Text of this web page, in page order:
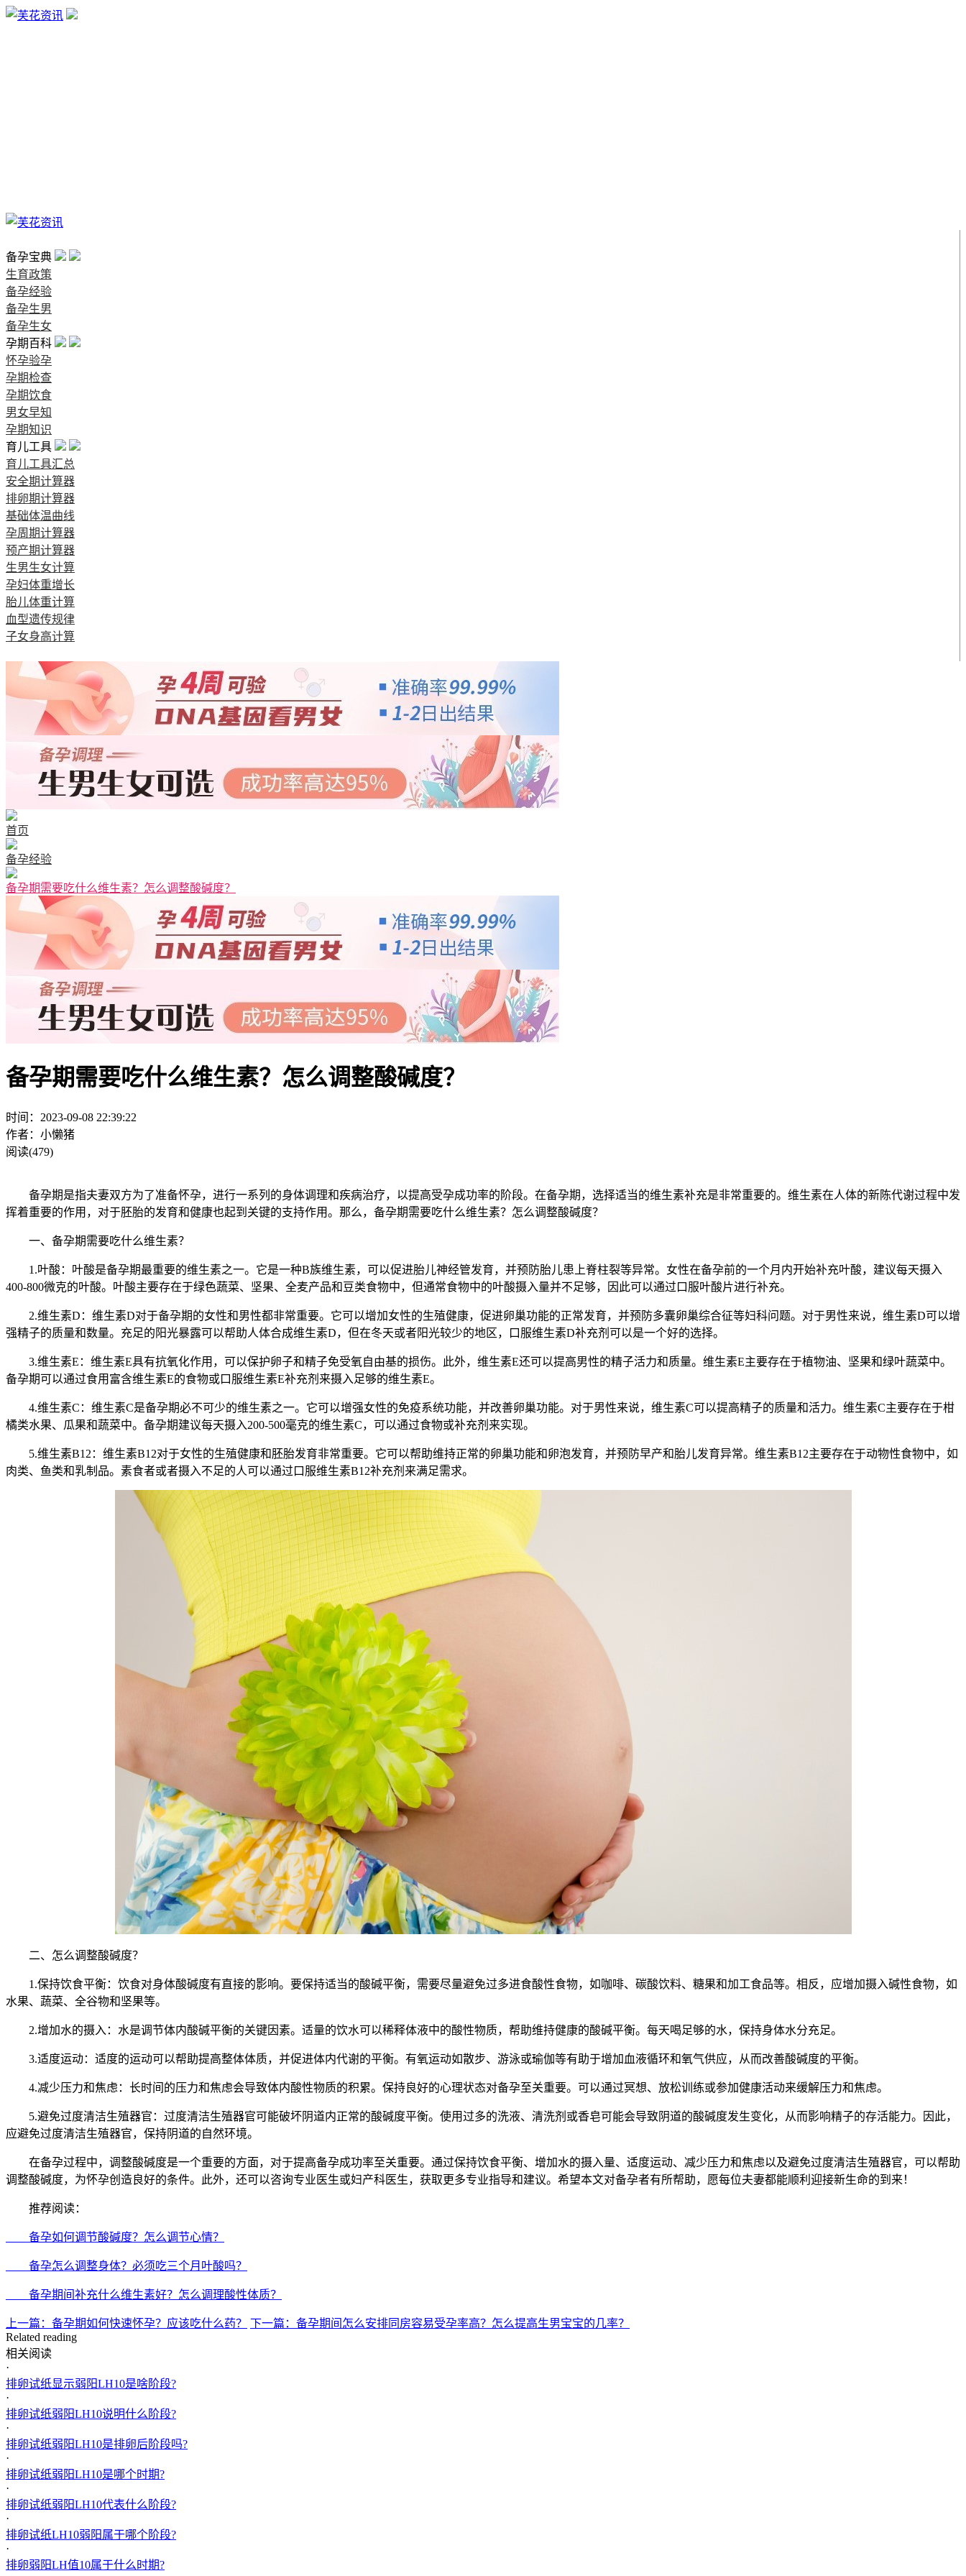
备孕宝典
生育政策
备孕经验
备孕生男
备孕生女
孕期百科
怀孕验孕
孕期检查
孕期饮食
男女早知
孕期知识
育儿工具
育儿工具汇总
安全期计算器
排卵期计算器
基础体温曲线
孕周期计算器
预产期计算器
生男生女计算
孕妇体重增长
胎儿体重计算
血型遗传规律
子女身高计算
首页
备孕经验
备孕期需要吃什么维生素？怎么调整酸碱度？
备孕期需要吃什么维生素？怎么调整酸碱度？
时间：2023-09-08 22:39:22
作者：小懒猪
阅读(479)
备孕期是指夫妻双方为了准备怀孕，进行一系列的身体调理和疾病治疗，以提高受孕成功率的阶段。在备孕期，选择适当的维生素补充是非常重要的。维生素在人体的新陈代谢过程中发
挥着重要的作用，对于胚胎的发育和健康也起到关键的支持作用。那么，备孕期需要吃什么维生素？怎么调整酸碱度？
一、备孕期需要吃什么维生素？
1.叶酸：叶酸是备孕期最重要的维生素之一。它是一种B族维生素，可以促进胎儿神经管发育，并预防胎儿患上脊柱裂等异常。女性在备孕前的一个月内开始补充叶酸，建议每天摄入
400-800微克的叶酸。叶酸主要存在于绿色蔬菜、坚果、全麦产品和豆类食物中，但通常食物中的叶酸摄入量并不足够，因此可以通过口服叶酸片进行补充。
2.维生素D：维生素D对于备孕期的女性和男性都非常重要。它可以增加女性的生殖健康，促进卵巢功能的正常发育，并预防多囊卵巢综合征等妇科问题。对于男性来说，维生素D可以增
强精子的质量和数量。充足的阳光暴露可以帮助人体合成维生素D，但在冬天或者阳光较少的地区，口服维生素D补充剂可以是一个好的选择。
3.维生素E：维生素E具有抗氧化作用，可以保护卵子和精子免受氧自由基的损伤。此外，维生素E还可以提高男性的精子活力和质量。维生素E主要存在于植物油、坚果和绿叶蔬菜中。
备孕期可以通过食用富含维生素E的食物或口服维生素E补充剂来摄入足够的维生素E。
4.维生素C：维生素C是备孕期必不可少的维生素之一。它可以增强女性的免疫系统功能，并改善卵巢功能。对于男性来说，维生素C可以提高精子的质量和活力。维生素C主要存在于柑
橘类水果、瓜果和蔬菜中。备孕期建议每天摄入200-500毫克的维生素C，可以通过食物或补充剂来实现。
5.维生素B12：维生素B12对于女性的生殖健康和胚胎发育非常重要。它可以帮助维持正常的卵巢功能和卵泡发育，并预防早产和胎儿发育异常。维生素B12主要存在于动物性食物中，如
肉类、鱼类和乳制品。素食者或者摄入不足的人可以通过口服维生素B12补充剂来满足需求。
二、怎么调整酸碱度？
1.保持饮食平衡：饮食对身体酸碱度有直接的影响。要保持适当的酸碱平衡，需要尽量避免过多进食酸性食物，如咖啡、碳酸饮料、糖果和加工食品等。相反，应增加摄入碱性食物，如
水果、蔬菜、全谷物和坚果等。
2.增加水的摄入：水是调节体内酸碱平衡的关键因素。适量的饮水可以稀释体液中的酸性物质，帮助维持健康的酸碱平衡。每天喝足够的水，保持身体水分充足。
3.适度运动：适度的运动可以帮助提高整体体质，并促进体内代谢的平衡。有氧运动如散步、游泳或瑜伽等有助于增加血液循环和氧气供应，从而改善酸碱度的平衡。
4.减少压力和焦虑：长时间的压力和焦虑会导致体内酸性物质的积累。保持良好的心理状态对备孕至关重要。可以通过冥想、放松训练或参加健康活动来缓解压力和焦虑。
5.避免过度清洁生殖器官：过度清洁生殖器官可能破坏阴道内正常的酸碱度平衡。使用过多的洗液、清洗剂或香皂可能会导致阴道的酸碱度发生变化，从而影响精子的存活能力。因此，
应避免过度清洁生殖器官，保持阴道的自然环境。
在备孕过程中，调整酸碱度是一个重要的方面，对于提高备孕成功率至关重要。通过保持饮食平衡、增加水的摄入量、适度运动、减少压力和焦虑以及避免过度清洁生殖器官，可以帮助
调整酸碱度，为怀孕创造良好的条件。此外，还可以咨询专业医生或妇产科医生，获取更多专业指导和建议。希望本文对备孕者有所帮助，愿每位夫妻都能顺利迎接新生命的到来！
推荐阅读：
备孕如何调节酸碱度？怎么调节心情？
备孕怎么调整身体？必须吃三个月叶酸吗？
备孕期间补充什么维生素好？怎么调理酸性体质？
上一篇：备孕期如何快速怀孕？应该吃什么药？
下一篇：备孕期间怎么安排同房容易受孕率高？怎么提高生男宝宝的几率？
Related reading
相关阅读
·
排卵试纸显示弱阳LH10是啥阶段?
·
排卵试纸弱阳LH10说明什么阶段?
·
排卵试纸弱阳LH10是排卵后阶段吗?
·
排卵试纸弱阳LH10是哪个时期?
·
排卵试纸弱阳LH10代表什么阶段?
·
排卵试纸LH10弱阳属于哪个阶段?
·
排卵弱阳LH值10属于什么时期?